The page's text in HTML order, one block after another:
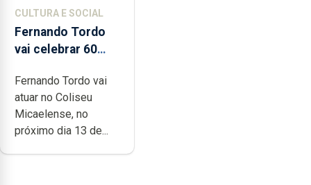
CULTURA E SOCIAL
Fernando Tordo
vai celebrar 60
no Coliseu
Micaelense
Fernando Tordo vai
atuar no Coliseu
Micaelense, no
próximo dia 13 de...